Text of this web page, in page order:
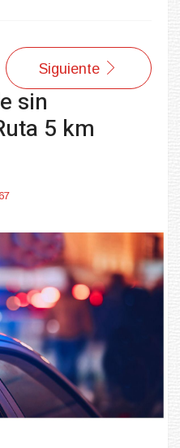
Siguiente
sin
5 km